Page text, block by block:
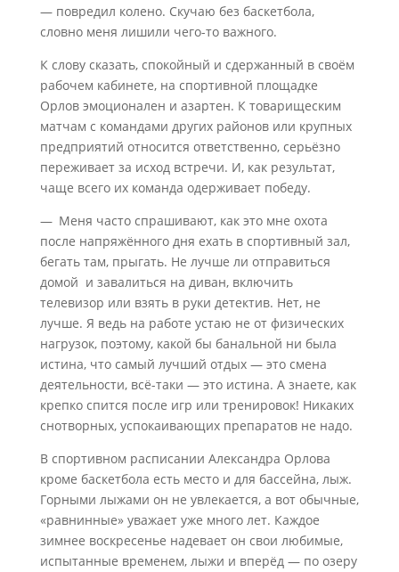
— повредил колено. Скучаю без баскетбола,
словно меня лишили чего-то важного.
К слову сказать, спокойный и сдержанный в своём
рабочем кабинете, на спортивной площадке
Орлов эмоционален и азартен. К товарищеским
матчам с командами других районов или крупных
предприятий относится ответственно, серьёзно
переживает за исход встречи. И, как результат,
чаще всего их команда одерживает победу.
— Меня часто спрашивают, как это мне охота
после напряжённого дня ехать в спортивный зал,
бегать там, прыгать. Не лучше ли отправиться
домой и завалиться на диван, включить
телевизор или взять в руки детектив. Нет, не
лучше. Я ведь на работе устаю не от физических
нагрузок, поэтому, какой бы банальной ни была
истина, что самый лучший отдых — это смена
деятельности, всё-таки — это истина. А знаете, как
крепко спится после игр или тренировок! Никаких
снотворных, успокаивающих препаратов не надо.
В спортивном расписании Алек­сандра Орлова
кроме баскетбола есть место и для бассейна, лыж.
Горными лыжами он не увлекается, а вот обычные,
«равнинные» уважает уже много лет. Каждое
зимнее воскресенье надевает он свои любимые,
испытанные временем, лыжи и вперёд — по озеру